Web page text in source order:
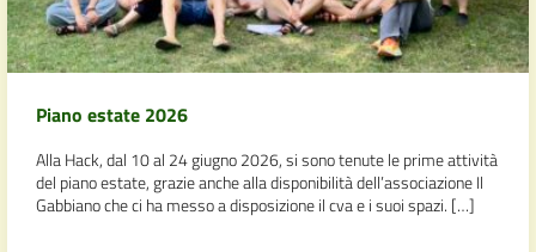
Piano estate 2026
Alla Hack, dal 10 al 24 giugno 2026, si sono tenute le prime attività
del piano estate, grazie anche alla disponibilità dell’associazione Il
Gabbiano che ci ha messo a disposizione il cva e i suoi spazi. […]